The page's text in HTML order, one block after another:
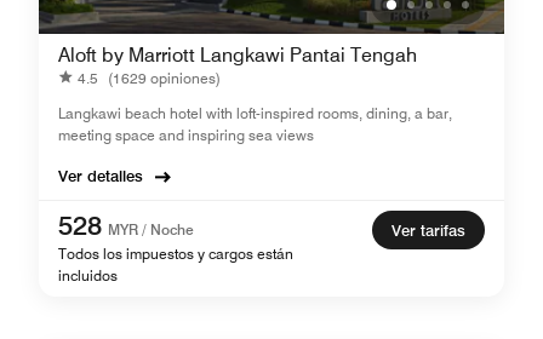
Aloft by Marriott Langkawi Pantai Tengah
4.5
(1629 opiniones)
Langkawi beach hotel with loft-inspired rooms, dining, a bar,
meeting space and inspiring sea views
Ver detalles
528 MYR / Noche
Todos los impuestos y cargos están
incluidos
Ver tarifas